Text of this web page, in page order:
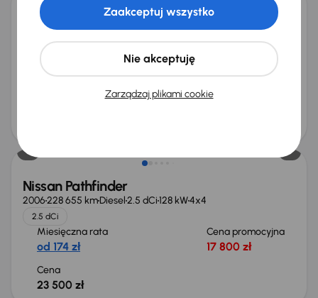
Nissan Pathfinder
299 708 kmDiesel2.5 dCi128 kW4x4
2.5 dCi
Miesięczna rata Cena promocyjna
Nissan Pathfinder
2006228 655 kmDiesel2.5 dCi128 kW4x4
2.5 dCi
Miesięczna rata
od 174 zł
Cena promocyjna
17 800 zł
Cena
23 500 zł
Zarządzaj plikami cookie
Nie akceptuję
Zaakceptuj wszystko